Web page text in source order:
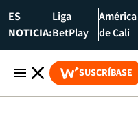
ES
NOTICIA:
Liga
BetPlay
América
de Cali
SUSCRÍBASE